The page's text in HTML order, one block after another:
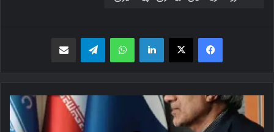
فیسبوک X لینکدین واتس اپ